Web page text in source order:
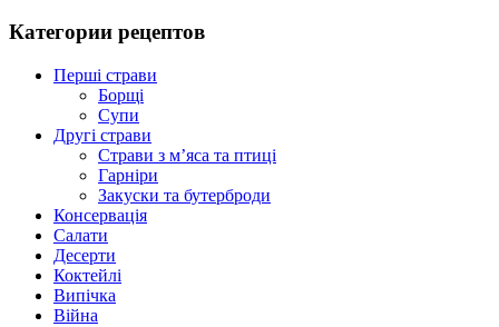
Категории рецептов
Перші страви
Борщі
Супи
Другі страви
Страви з м’яса та птиці
Гарніри
Закуски та бутерброди
Консервація
Салати
Десерти
Коктейлі
Випічка
Війна